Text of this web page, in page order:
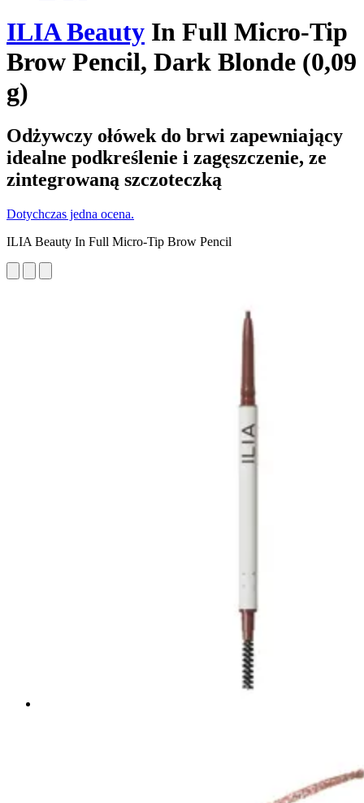
ILIA Beauty In Full Micro-Tip
Brow Pencil, Dark Blonde (0,09
g)
Odżywczy ołówek do brwi zapewniający
idealne podkreślenie i zagęszczenie, ze
zintegrowaną szczoteczką
Dotychczas jedna ocena.
ILIA Beauty In Full Micro-Tip Brow Pencil